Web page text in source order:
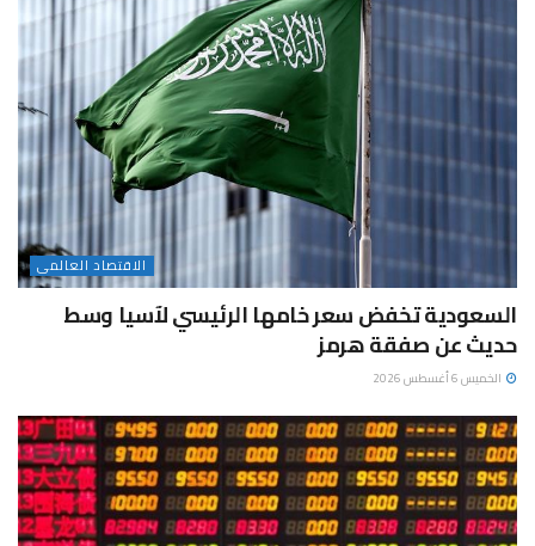
الاقتصاد العالمى
السعودية تخفض سعر خامها الرئيسي لآسيا وسط
حديث عن صفقة هرمز
الخميس 6 أغسطس 2026